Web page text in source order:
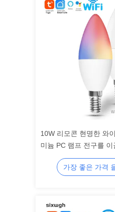
10W 리모콘 현명한 와
미늄 PC 램프 전구를
가장 좋은 가격